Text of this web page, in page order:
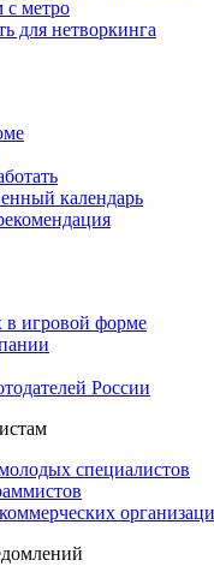
с метро
для нетворкинга
календарь
игровой форме
России
специалистов